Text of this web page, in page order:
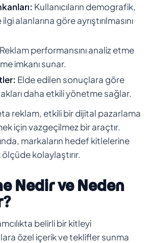
Kullanıcıların demografik,
alanlarına göre ayrıştırılmasını
Reklam performansını analiz etme
imkanı sunar.
Elde edilen sonuçlara göre
daha etkili yönetme sağlar.
reklam, etkili bir dijital pazarlama
için vazgeçilmez bir araçtır.
markaların hedef kitlelerine
ölçüde kolaylaştırır.
Nedir ve Neden
belirli bir kitleyi
özel içerik ve teklifler sunma